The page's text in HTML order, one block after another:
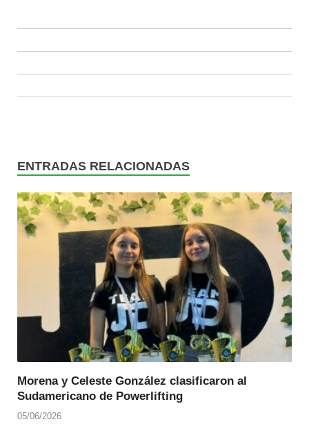
ENTRADAS RELACIONADAS
Morena y Celeste González clasificaron al
Sudamericano de Powerlifting
05/06/2026